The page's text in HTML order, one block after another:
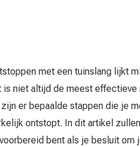
met een tuinslang lijkt
is niet altijd de meest
er bepaalde stappen die je
ontstopt. In dit artikel
bent als je besluit om